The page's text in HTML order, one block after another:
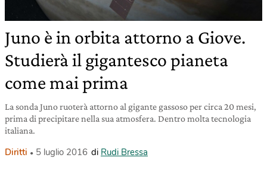
Juno è in orbita attorno a Giove.
Studierà il gigantesco pianeta
come mai prima
La sonda Juno ruoterà attorno al gigante gassoso per circa 20 mesi,
prima di precipitare nella sua atmosfera. Dentro molta tecnologia
italiana.
Diritti 5 luglio 2016 di Rudi Bressa